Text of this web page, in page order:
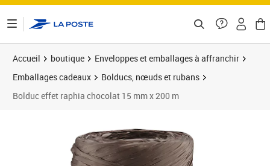
Accueil boutique
Enveloppes et emballages à affranchir
Emballages cadeaux
Bolducs, nœuds et rubans
Bolduc effet raphia chocolat 15 mm x 200 m